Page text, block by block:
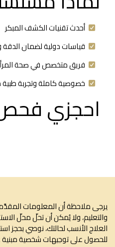
أحدث تقنيات الكشف المبكر
قياسات دولية لضمان الدقة
فريق متخصص في صحة المرأة
خصوصية كاملة وتجربة طبية
احجزي فحص
ملاحظة أن المعلومات المقدَّمة
ولا يُمكن أن تحلّ محلّ
الأنسب لحالتك، نوصي بحجز
على توجيهات شخصية مبنية على